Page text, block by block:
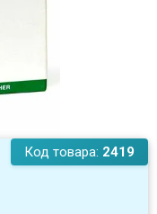
Код товара: 2419